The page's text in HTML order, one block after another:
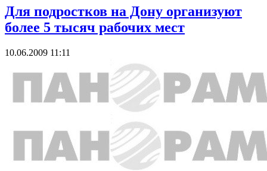
Для подростков на Дону организуют
более 5 тысяч рабочих мест
10.06.2009 11:11